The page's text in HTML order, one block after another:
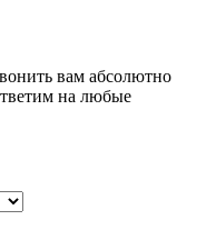
вам абсолютно
на любые